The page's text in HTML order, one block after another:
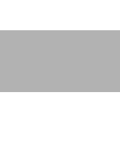
Занавески
Шнуры